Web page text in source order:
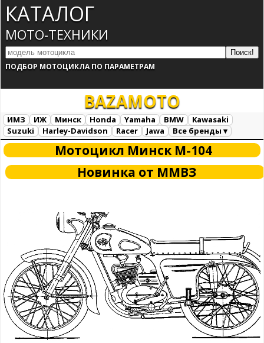
КАТАЛОГ
МОТО-ТЕХНИКИ
ПОДБОР МОТОЦИКЛА ПО ПАРАМЕТРАМ
BAZAMOTO
ИМЗ ИЖ Минск Honda Yamaha BMW
Kawasaki
Suzuki
Harley-Davidson Racer Jawa
Все бренды ▾
Все марки
Загрузка...
Мотоцикл Минск М-104
Новинка от ММВЗ